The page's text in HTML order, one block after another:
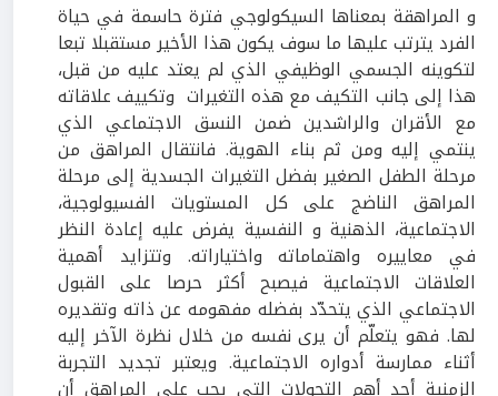
و المراهقة بمعناها السيكولوجي فترة حاسمة في حياة
الفرد يترتب عليها ما سوف يكون هذا الأخير مستقبلا تبعا
لتكوينه الجسمي الوظيفي الذي لم يعتد عليه من قبل،
هذا إلى جانب التكيف مع هذه التغيرات وتكييف علاقاته
مع الأقران والراشدين ضمن النسق الاجتماعي الذي
ينتمي إليه ومن ثم بناء الهوية. فانتقال المراهق من
مرحلة الطفل الصغير بفضل التغيرات الجسدية إلى مرحلة
المراهق الناضج على كل المستويات الفسيولوجية،
الاجتماعية، الذهنية و النفسية يفرض عليه إعادة النظر
في معاييره واهتماماته واختياراته. وتتزايد أهمية
العلاقات الاجتماعية فيصبح أكثر حرصا على القبول
الاجتماعي الذي يتحدّد بفضله مفهومه عن ذاته وتقديره
لها. فهو يتعلّم أن يرى نفسه من خلال نظرة الآخر إليه
أثناء ممارسة أدواره الاجتماعية. ويعتبر تجديد التجربة
الزمنية أحد أهم التحولات التي يجب على المراهق أن